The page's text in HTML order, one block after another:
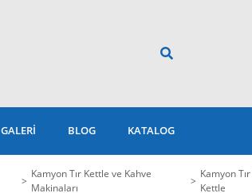
GALERİ BLOG KATALOG
Kamyon Tır Kettle ve Kahve
Makinaları
Kamyon Tır
Kettle